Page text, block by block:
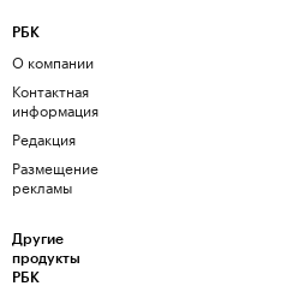
РБК
О компании
Контактная
информация
Редакция
Размещение
рекламы
Другие
продукты
РБК